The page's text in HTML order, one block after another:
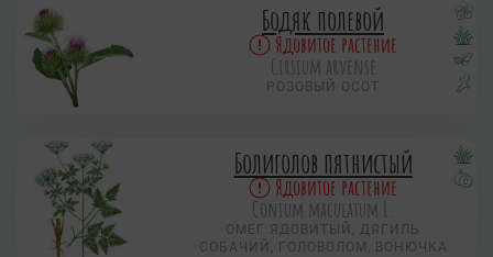
Бодяк полевой
Ядовитое растение
Cirsium arvense
РОЗОВЫЙ ОСОТ
Болиголов пятнистый
Ядовитое растение
Conium maculatum L.
ОМЕГ ЯДОВИТЫЙ, ДЯГИЛЬ
СОБАЧИЙ, ГОЛОВОЛОМ, ВОНЮЧКА